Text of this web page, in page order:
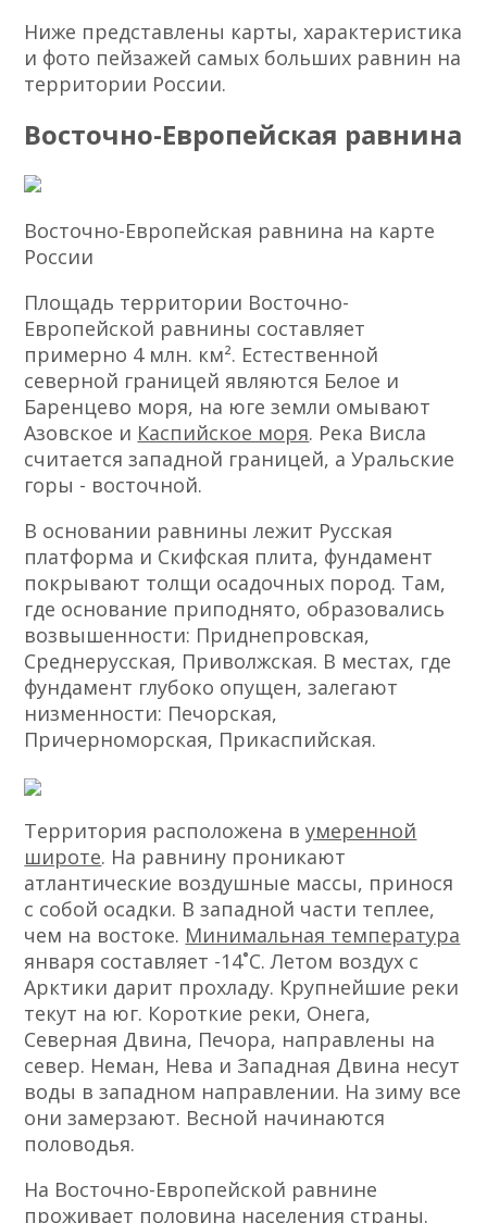
Ниже представлены карты, характеристика
и фото пейзажей самых больших равнин на
территории России.
Восточно-Европейская равнина
Восточно-Европейская равнина на карте
России
Площадь территории Восточно-
Европейской равнины составляет
примерно 4 млн. км². Естественной
северной границей являются Белое и
Баренцево моря, на юге земли омывают
Азовское и Каспийское моря. Река Висла
считается западной границей, а Уральские
горы - восточной.
В основании равнины лежит Русская
платформа и Скифская плита, фундамент
покрывают толщи осадочных пород. Там,
где основание приподнято, образовались
возвышенности: Приднепровская,
Среднерусская, Приволжская. В местах, где
фундамент глубоко опущен, залегают
низменности: Печорская,
Причерноморская, Прикаспийская.
Территория расположена вумеренной
широте. На равнину проникают
атлантические воздушные массы, принося
с собой осадки. В западной части теплее,
чем на востоке. Минимальная температура
января составляет -14˚C. Летом воздух с
Арктики дарит прохладу. Крупнейшие реки
текут на юг. Короткие реки, Онега,
Северная Двина, Печора, направлены на
север. Неман, Нева и Западная Двина несут
воды в западном направлении. На зиму все
они замерзают. Весной начинаются
половодья.
На Восточно-Европейской равнине
проживает половина населения страны.